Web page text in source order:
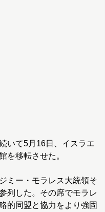
いて5月16日、イスラエ
を移転させた。
ミー・モラレス大統領そ
列した。その席でモラレ
的同盟と協力をより強固